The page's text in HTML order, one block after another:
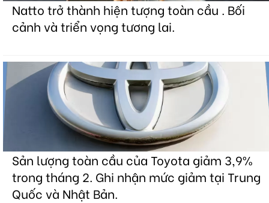
Natto trở thành hiện tượng toàn cầu . Bối
cảnh và triển vọng tương lai.
Sản lượng toàn cầu của Toyota giảm 3,9%
trong tháng 2. Ghi nhận mức giảm tại Trung
Quốc và Nhật Bản.